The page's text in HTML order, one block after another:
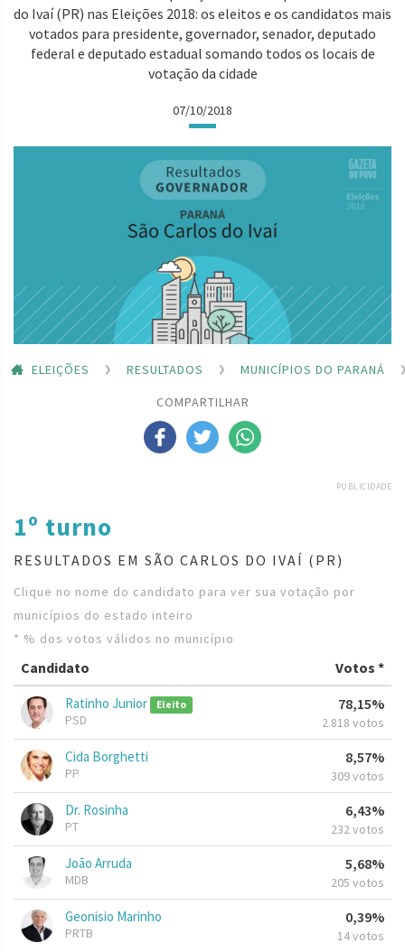
do Ivaí (PR) nas Eleições 2018: os eleitos e os candidatos mais
votados para presidente, governador, senador, deputado
federal e deputado estadual somando todos os locais de
votação da cidade
07/10/2018
ELEIÇÕES RESULTADOS
MUNICÍPIOS DO PARANÁ
COMPARTILHAR
PUBLICIDADE
1º turno
RESULTADOS EM SÃO CARLOS DO IVAÍ (PR)
Clique no nome do candidato para ver sua votação por
municípios do estado inteiro
* % dos votos válidos no município
Candidato Votos *
Ratinho Junior Eleito
PSD
78,15%
2.818 votos
Cida Borghetti
PP
8,57%
309 votos
Dr. Rosinha
PT
6,43%
232 votos
João Arruda
MDB
5,68%
205 votos
Geonisio Marinho
PRTB
0,39%
14 votos